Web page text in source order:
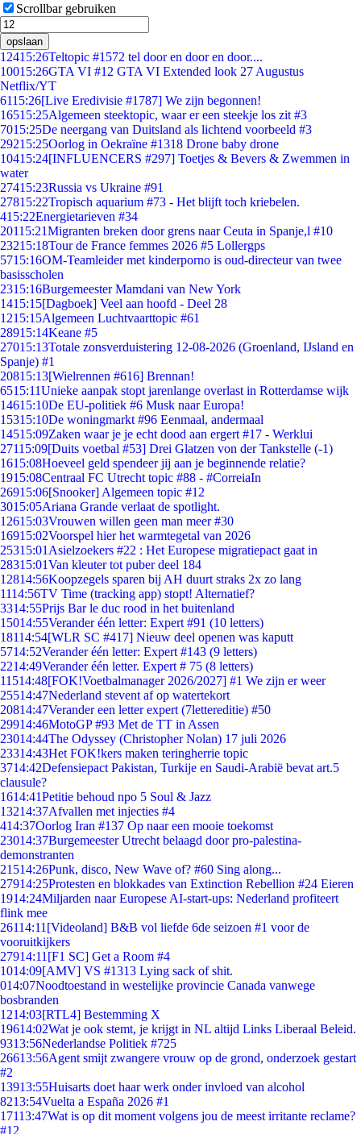
Scrollbar gebruiken
opslaan
12415:26Teltopic #1572 tel door en door en door....
10015:26GTA VI #12 GTA VI Extended look 27 Augustus
Netflix/YT
6115:26[Live Eredivisie #1787] We zijn begonnen!
16515:25Algemeen steektopic, waar er een steekje los zit #3
7015:25De neergang van Duitsland als lichtend voorbeeld #3
29215:25Oorlog in Oekraïne #1318 Drone baby drone
10415:24[INFLUENCERS #297] Toetjes & Bevers & Zwemmen in
water
27415:23Russia vs Ukraine #91
27815:22Tropisch aquarium #73 - Het blijft toch kriebelen.
415:22Energietarieven #34
20115:21Migranten breken door grens naar Ceuta in Spanje,l #10
23215:18Tour de France femmes 2026 #5 Lollergps
5715:16OM-Teamleider met kinderporno is oud-directeur van twee
basisscholen
2315:16Burgemeester Mamdani van New York
1415:15[Dagboek] Veel aan hoofd - Deel 28
1215:15Algemeen Luchtvaarttopic #61
28915:14Keane #5
27015:13Totale zonsverduistering 12-08-2026 (Groenland, IJsland en
Spanje) #1
20815:13[Wielrennen #616] Brennan!
6515:11Unieke aanpak stopt jarenlange overlast in Rotterdamse wijk
14615:10De EU-politiek #6 Musk naar Europa!
15315:10De woningmarkt #96 Eenmaal, andermaal
14515:09Zaken waar je je echt dood aan ergert #17 - Werklui
27115:09[Duits voetbal #53] Drei Glatzen von der Tankstelle (-1)
1615:08Hoeveel geld spendeer jij aan je beginnende relatie?
1915:08Centraal FC Utrecht topic #88 - #CorreiaIn
26915:06[Snooker] Algemeen topic #12
3015:05Ariana Grande verlaat de spotlight.
12615:03Vrouwen willen geen man meer #30
16915:02Voorspel hier het warmtegetal van 2026
25315:01 Asielzoekers #22 : Het Europese migratiepact gaat in
28315:01Van kleuter tot puber deel 184
12814:56Koopzegels sparen bij AH duurt straks 2x zo lang
1114:56TV Time (tracking app) stopt! Alternatief?
3314:55Prijs Bar le duc rood in het buitenland
15014:55Verander één letter: Expert #91 (10 letters)
18114:54[WLR SC #417] Nieuw deel openen was kaputt
5714:52Verander één letter: Expert #143 (9 letters)
2214:49Verander één letter. Expert # 75 (8 letters)
11514:48[FOK!Voetbalmanager 2026/2027] #1 We zijn er weer
25514:47Nederland stevent af op watertekort
20814:47Verander een letter expert (7lettereditie) #50
29914:46MotoGP #93 Met de TT in Assen
23014:44The Odyssey (Christopher Nolan) 17 juli 2026
23314:43Het FOK!kers maken teringherrie topic
3714:42Defensiepact Pakistan, Turkije en Saudi-Arabië bevat art.5
clausule?
1614:41Petitie behoud npo 5 Soul & Jazz
13214:37Afvallen met injecties #4
414:37Oorlog Iran #137 Op naar een mooie toekomst
23014:37Burgemeester Utrecht belaagd door pro-palestina-
demonstranten
21514:26Punk, disco, New Wave of? #60 Sing along...
27914:25Protesten en blokkades van Extinction Rebellion #24 Eieren
1914:24Miljarden naar Europese AI-start-ups: Nederland profiteert
flink mee
26114:11 [Videoland] B&B vol liefde 6de seizoen #1 voor de
vooruitkijkers
27914:11 [F1 SC] Get a Room #4
1014:09[AMV] VS #1313 Lying sack of shit.
014:07Noodtoestand in westelijke provincie Canada vanwege
bosbranden
1214:03[RTL4] Bestemming X
19614:02Wat je ook stemt, je krijgt in NL altijd Links Liberaal Beleid.
9313:56Nederlandse Politiek #725
26613:56Agent smijt zwangere vrouw op de grond, onderzoek gestart
#2
13913:55Huisarts doet haar werk onder invloed van alcohol
8213:54Vuelta a España 2026 #1
17113:47Wat is op dit moment volgens jou de meest irritante reclame?
#12